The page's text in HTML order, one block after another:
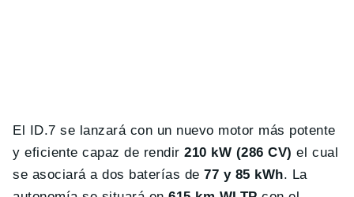
El ID.7 se lanzará con un nuevo motor más potente
y eficiente capaz de rendir 210 kW (286 CV) el cual
se asociará a dos baterías de 77 y 85 kWh. La